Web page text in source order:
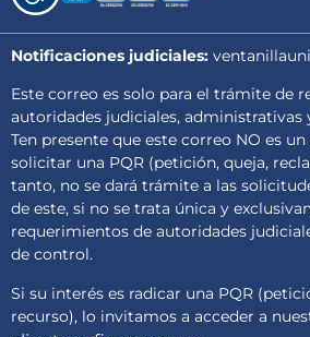
Notificaciones judiciales:
Este correo es solo para el trámite de
autoridades judiciales, administrativas
Ten presente que este correo NO es
solicitar una PQR (petición, queja,
tanto, no se dará trámite a las
de este, si no se trata única y
requerimientos de autoridades
de control.
Si su interés es radicar una PQR
recurso), lo invitamos a acceder a